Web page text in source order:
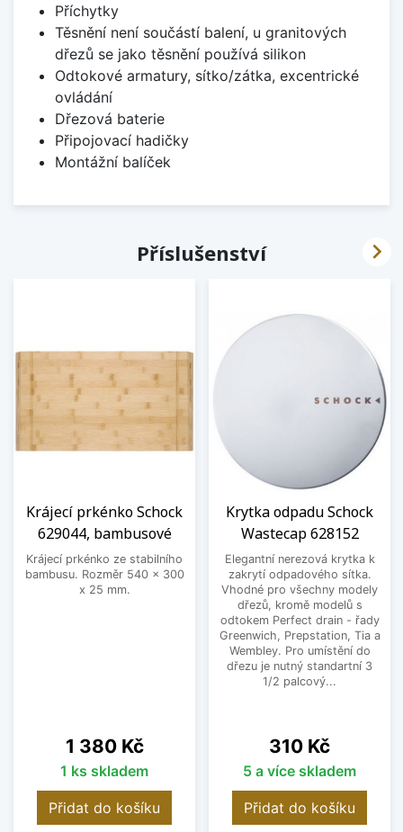
Příchytky
Těsnění není součástí balení, u granitových
dřezů se jako těsnění používá silikon
Odtokové armatury, sítko/zátka, excentrické
ovládání
Dřezová baterie
Připojovací hadičky
Montážní balíček
Příslušenství
Krájecí prkénko Schock
629044, bambusové
Krájecí prkénko ze stabilního
bambusu. Rozměr 540 x 300
x 25 mm.
Cena
1 380 Kč
1 ks skladem
Přidat do košíku
Krytka odpadu Schock
Wastecap 628152
Elegantní nerezová krytka k
zakrytí odpadového sítka.
Vhodné pro všechny modely
dřezů, kromě modelů s
odtokem Perfect drain - řady
Greenwich, Prepstation, Tia a
Wembley. Pro umístění do
dřezu je nutný standartní 3
1/2 palcový...
Cena
310 Kč
5 a více skladem
Přidat do košíku
